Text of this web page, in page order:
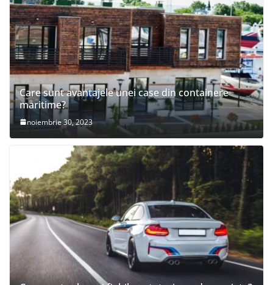
Care sunt avantajele unei case din containere
maritime?
noiembrie 30, 2023